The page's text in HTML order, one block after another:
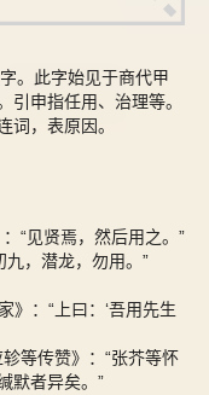
。此字始见于商代甲
引申指任用、治理等。
词，表原因。
见贤焉，然后用之。”
，潜龙，勿用。”
：“上曰：‘吾用先生
等传赞》：“张芥等怀
默者异矣。”